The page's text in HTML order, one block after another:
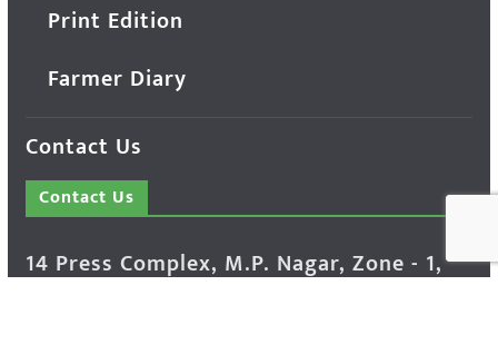
Print Edition
Farmer Diary
Contact Us
Contact Us
14 Press Complex, M.P. Nagar, Zone - 1,